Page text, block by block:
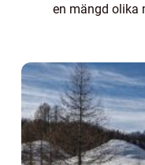
en mängd olika